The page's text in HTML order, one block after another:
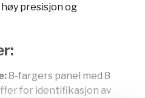
presisjon og
8-fargers panel med 8
for identifikasjon av